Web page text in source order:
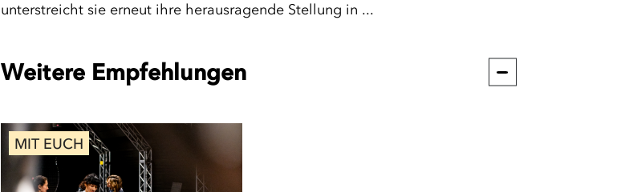
unterstreicht sie erneut ihre herausragende Stellung in ...
Weitere Empfehlungen
MIT EUCH